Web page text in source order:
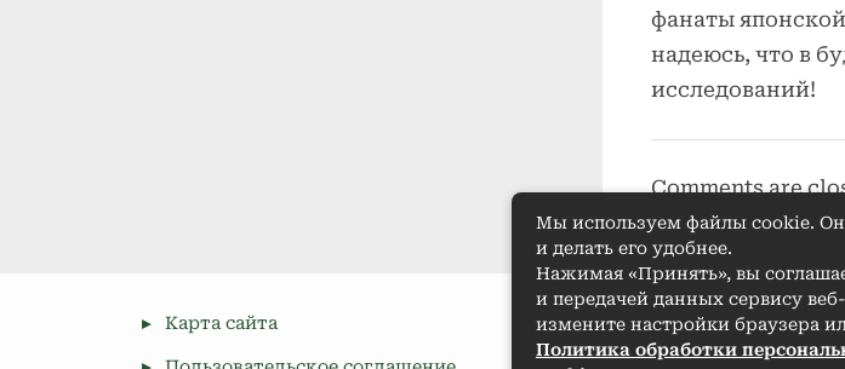
фанаты
надеюсь, что в
исследований!
Comments are
Карта сайта
Мы используем файлы cookie.
и делать его удобнее.
Нажимая «Принять», вы
и передачей данных сервису
измените настройки браузера
Политика обработки